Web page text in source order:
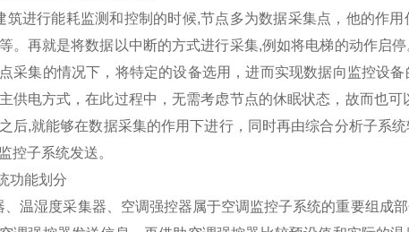
进行能耗监测和控制的时候,节点多为数据采集点，他的作用
。再就是将数据以中断的方式进行采集,例如将电梯的动作启
采集的情况下，将特定的设备选用，进而实现数据向监控设
供电方式，在此过程中，无需考虑节点的休眠状态，故而也
后,就能够在数据采集的作用下进行，同时再由综合分析子系
控子系统发送。
功能划分
温湿度采集器、空调强控器属于空调监控子系统的重要组成